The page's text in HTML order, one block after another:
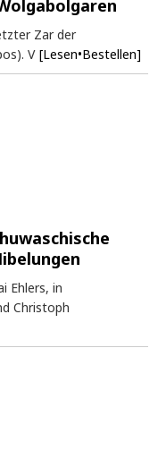
Zar der
V [Lesen•Bestellen]
Ehlers, in
Christoph